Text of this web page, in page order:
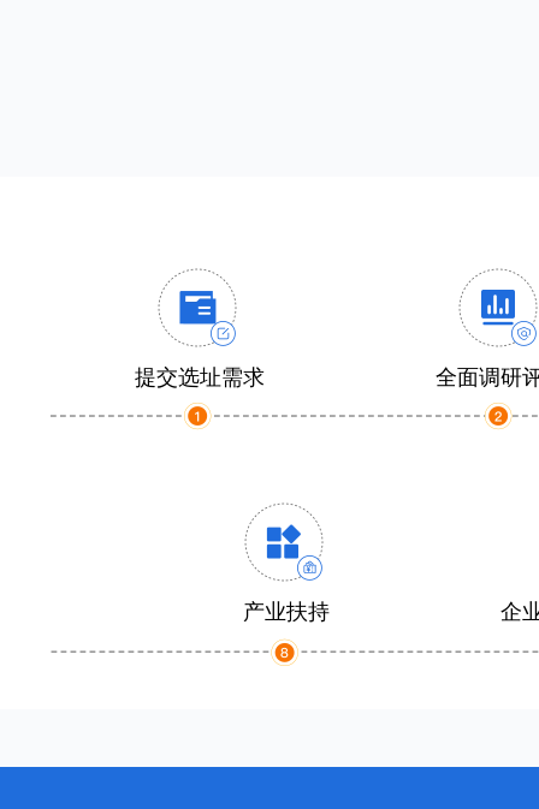
提交选址需求 全面调研
产业扶持 企